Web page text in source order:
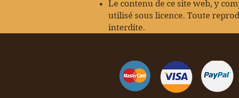
Le contenu de ce site web, y
utilisé sous licence. Toute
interdite.